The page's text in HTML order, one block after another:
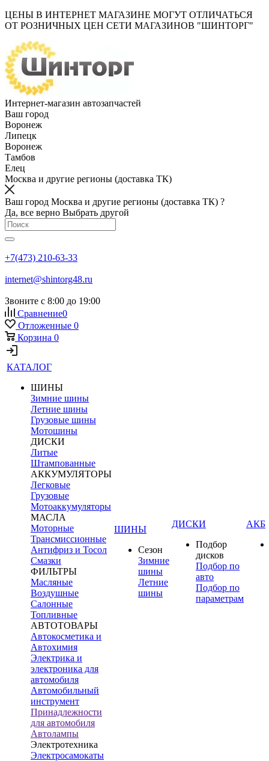
ЦЕНЫ В ИНТЕРНЕТ МАГАЗИНЕ МОГУТ ОТЛИЧАТЬСЯ
ОТ РОЗНИЧНЫХ ЦЕН СЕТИ МАГАЗИНОВ "ШИНТОРГ"
Интернет-магазин автозапчастей
Ваш город
Воронеж
Липецк
Воронеж
Тамбов
Елец
Москва и другие регионы (доставка ТК)
Ваш город Москва и другие регионы (доставка ТК) ?
Да, все верно Выбрать другой
+7(473) 210-63-33
internet@shintorg48.ru
Звоните с 8:00 до 19:00
Сравнение0
Отложенные 0
Корзина 0
КАТАЛОГ
ШИНЫ
Зимние шины
Летние шины
Грузовые шины
Мотошины
ДИСКИ
Литые
Штампованные
АККУМУЛЯТОРЫ
Легковые
Грузовые
Мотоаккумуляторы
МАСЛА
Моторные
Трансмиссионные
Антифриз и Тосол
Смазки
ФИЛЬТРЫ
Масляные
Воздушные
Салонные
Топливные
АВТОТОВАРЫ
Автокосметика и
Автохимия
Электрика и
электроника для
автомобиля
Автомобильный
инструмент
Принадлежности
для автомобиля
Автолампы
Электротехника
Электросамокаты
ШИНЫ
Сезон
Зимние
шины
Летние
шины
ДИСКИ
Подбор
дисков
Подбор по
авто
Подбор по
параметрам
АКБ